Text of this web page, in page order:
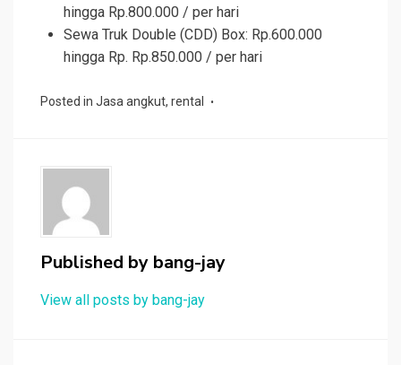
hingga Rp.800.000 / per hari
Sewa Truk Double (CDD) Box: Rp.600.000
hingga Rp. Rp.850.000 / per hari
Posted in Jasa angkut, rental
Published by bang-jay
View all posts by bang-jay